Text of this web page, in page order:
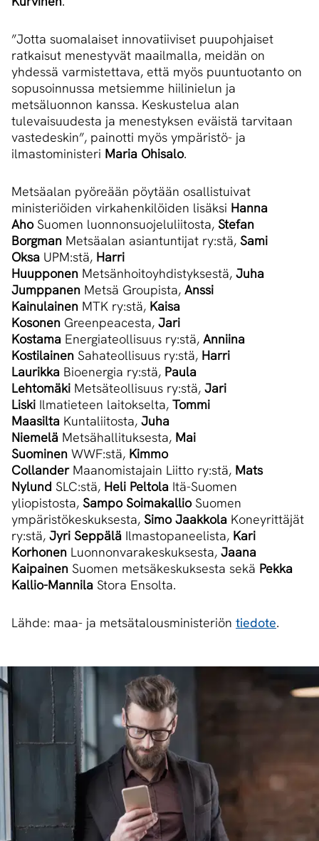
”Jotta suomalaiset innovatiiviset puupohjaiset
ratkaisut menestyvät maailmalla, meidän on
yhdessä varmistettava, että myös puuntuotanto on
sopusoinnussa metsiemme hiilinielun ja
metsäluonnon kanssa. Keskustelua alan
tulevaisuudesta ja menestyksen eväistä tarvitaan
vastedeskin”, painotti myös ympäristö- ja
ilmastoministeri Maria Ohisalo.
Metsäalan pyöreään pöytään osallistuivat
ministeriöiden virkahenkilöiden lisäksi Hanna
AhoSuomen luonnonsuojeluliitosta, Stefan
Borgman Metsäalan asiantuntijat ry:stä, Sami
Oksa UPM:stä, Harri
Huupponen Metsänhoitoyhdistyksestä, Juha
Jumppanen Metsä Groupista, Anssi
Kainulainen MTK ry:stä, Kaisa
Kosonen Greenpeacesta, Jari
Kostama Energiateollisuus ry:stä, Anniina
Kostilainen Sahateollisuus ry:stä, Harri
Laurikka Bioenergia ry:stä, Paula
Lehtomäki Metsäteollisuus ry:stä, Jari
Liski Ilmatieteen laitokselta, Tommi
Maasilta Kuntaliitosta, Juha
Niemelä Metsähallituksesta, Mai
Suominen WWF:stä, Kimmo
CollanderMaanomistajain Liitto ry:stä, Mats
Nylund SLC:stä, Heli Peltola Itä-Suomen
yliopistosta, Sampo SoimakallioSuomen
ympäristökeskuksesta, Simo Jaakkola Koneyrittäjät
ry:stä, Jyri Seppälä Ilmastopaneelista, Kari
Korhonen Luonnonvarakeskuksesta, Jaana
Kaipainen Suomen metsäkeskuksesta sekä Pekka
Kallio-Mannila Stora Ensolta.
Lähde: maa- ja metsätalousministeriön tiedote.